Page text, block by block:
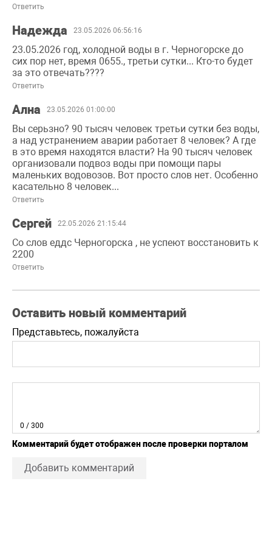
Ответить
Надежда 23.05.2026 06:56:16
23.05.2026 год, холодной воды в г. Черногорске до
сих пор нет, время 0655., третьи сутки... Кто-то будет
за это отвечать????
Ответить
Ална 23.05.2026 01:00:00
Вы серьзно? 90 тысяч человек третьи сутки без воды,
а над устранением аварии работает 8 человек? А где
в это время находятся власти? На 90 тысяч человек
организовали подвоз воды при помощи пары
маленьких водовозов. Вот просто слов нет. Особенно
касательно 8 человек...
Ответить
Сергей 22.05.2026 21:15:44
Со слов еддс Черногорска , не успеют восстановить к
2200
Ответить
Оставить новый комментарий
Представьтесь, пожалуйста
0 / 300
Комментарий будет отображен после проверки порталом
Добавить комментарий